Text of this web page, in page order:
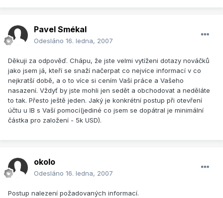
Pavel Smékal
Odesláno 16. ledna, 2007
Děkuji za odpověď. Chápu, že jste velmi vytíženi dotazy nováčků
jako jsem já, kteří se snaží načerpat co nejvíce informací v co
nejkratší době, a o to více si cením Vaší práce a Vašeho
nasazení. Vždyť by jste mohli jen sedět a obchodovat a neděláte
to tak. Přesto ještě jeden. Jaký je konkrétní postup při otevření
účtu u IB s Vaší pomocí(jediné co jsem se dopátral je minimální
částka pro založení - 5k USD).
okolo
Odesláno 16. ledna, 2007
Postup nalezení požadovaných informací.